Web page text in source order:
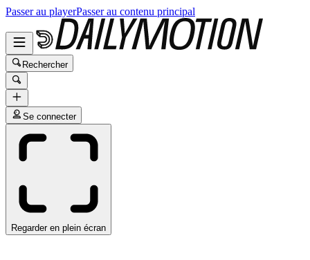
Passer au playerPasser au contenu principal
Rechercher
Se connecter
Regarder en plein écran